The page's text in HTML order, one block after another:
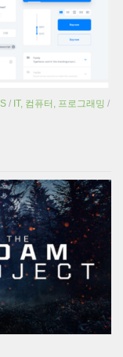
/ IT, 컴퓨터, 프로그래밍 /